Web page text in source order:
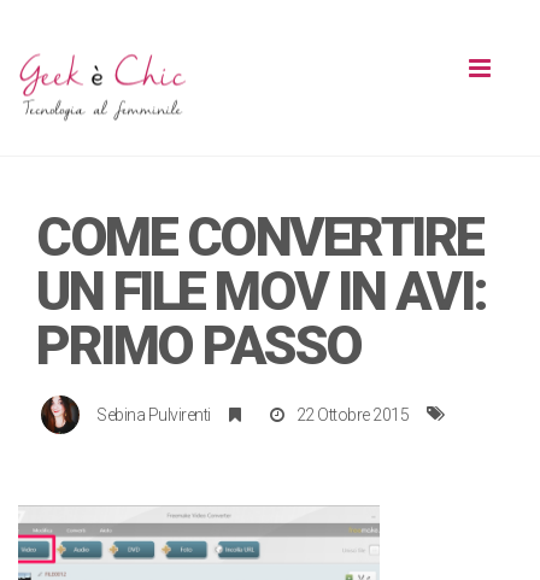
COME CONVERTIRE
UN FILE MOV IN AVI:
PRIMO PASSO
Sebina Pulvirenti 22 Ottobre 2015